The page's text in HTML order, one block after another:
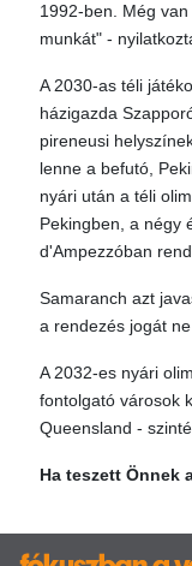
1992-ben. Még
munkát" -
A 2030-as téli
házigazda
pireneusi
lenne a befutó,
nyári után a téli
Pekingben, a négy
d'Ampezzóban
Samaranch azt
a rendezés jogát
A 2032-es nyári
fontolgató városok
Queensland -
Ha teszett Önnek